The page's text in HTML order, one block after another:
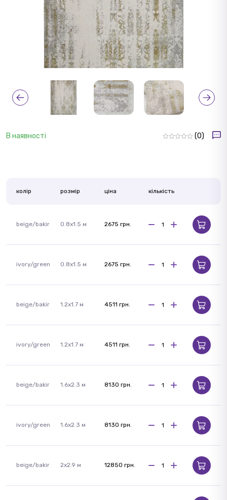
В наявності (0)
колір розмір ціна кількість
beige/bakir 0.8x1.5 м 2675 грн.
ivory/green 0.8x1.5 м 2675 грн.
beige/bakir 1.2x1.7 м 4511 грн.
ivory/green 1.2x1.7 м 4511 грн.
beige/bakir 1.6x2.3 м 8130 грн.
ivory/green 1.6x2.3 м 8130 грн.
beige/bakir 2x2.9 м 12850 грн.